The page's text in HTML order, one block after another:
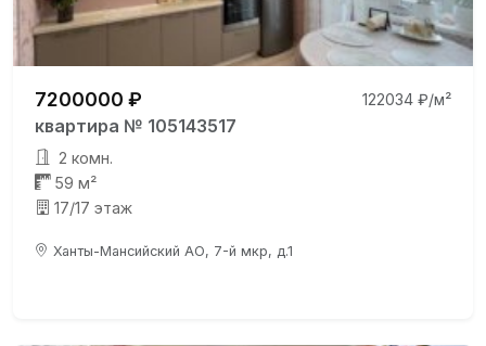
7200000 ₽ 122034 ₽/м²
квартира № 105143517
2 комн.
59 м²
17/17 этаж
Ханты-Мансийский АО, 7-й мкр, д.1